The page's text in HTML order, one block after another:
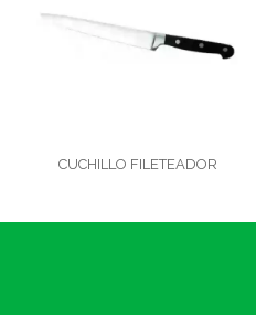
CUCHILLO FILETEADOR